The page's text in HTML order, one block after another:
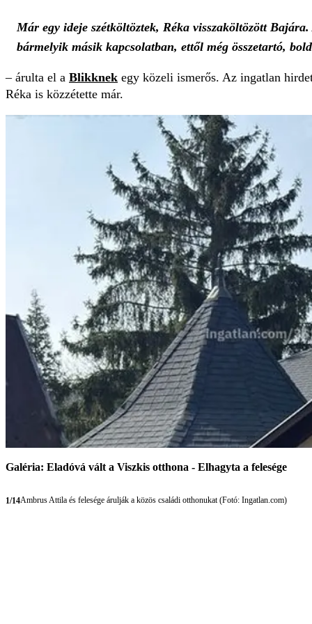
Már egy ideje szétköltöztek, Réka visszaköltözött
bármelyik másik kapcsolatban, ettől még összetartó,
– árulta el a Blikknek egy közeli ismerős. Az ingatlan
Réka is közzétette már.
Galéria: Eladóvá vált a Viszkis otthona - Elhagyta a felesége
1/14Ambrus Attila és felesége árulják a közös családi otthonukat (Fotó: Ingatlan.com)